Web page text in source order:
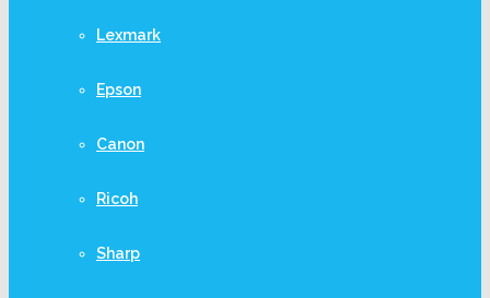
Lexmark
Epson
Canon
Ricoh
Sharp